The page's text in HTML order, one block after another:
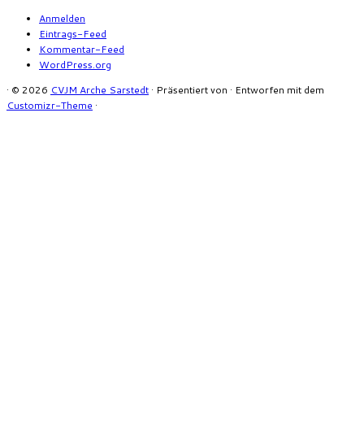
Anmelden
Eintrags-Feed
Kommentar-Feed
WordPress.org
· © 2026 CVJM Arche Sarstedt · Präsentiert von · Entworfen mit dem
Customizr-Theme ·